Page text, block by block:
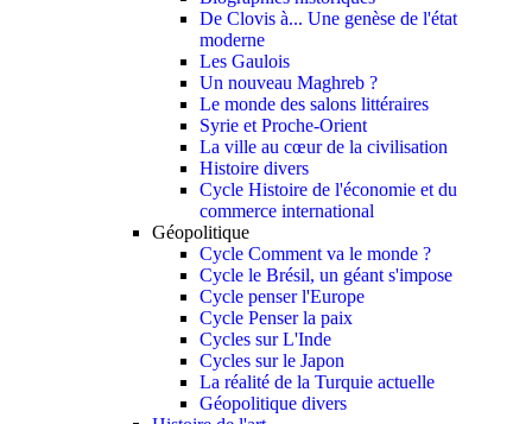
De Clovis à... Une genèse de l'état
moderne
Les Gaulois
Un nouveau Maghreb ?
Le monde des salons littéraires
Syrie et Proche-Orient
La ville au cœur de la civilisation
Histoire divers
Cycle Histoire de l'économie et du
commerce international
Géopolitique
Cycle Comment va le monde ?
Cycle le Brésil, un géant s'impose
Cycle penser l'Europe
Cycle Penser la paix
Cycles sur L'Inde
Cycles sur le Japon
La réalité de la Turquie actuelle
Géopolitique divers